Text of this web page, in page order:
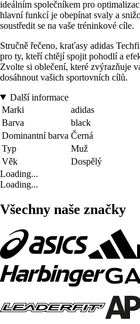
ideálním společníkem pro
hlavní funkcí je obepínat svaly a
soustředit se na vaše tréninkové cíle.
Stručně řečeno, kraťasy adidas
pro ty, kteří chtějí spojit pohodlí a
Zvolte si oblečení, které zvýrazňuje
dosáhnout vašich sportovních cílů.
Další informace
Marki
adidas
Barva
black
Dominantní barva Černá
Typ
Muž
Věk
Dospělý
Loading...
Loading...
Všechny naše značky